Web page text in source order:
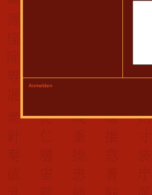
Anmelden